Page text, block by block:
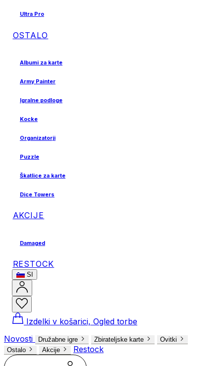
Ultra Pro
OSTALO
Albumi za karte
Army Painter
Igralne podloge
Kocke
Organizatorji
Puzzle
Škatlice za karte
Dice Towers
AKCIJE
Damaged
RESTOCK
SI
Izdelki v košarici, Ogled torbe
Novosti
Družabne igre Zbirateljske karte
Ovitki
Ostalo
Akcije Restock